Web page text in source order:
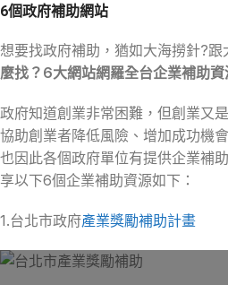
6個政府補助網站
想要找政府補助，猶如大海撈針?跟
麼找？6大網站網羅全台企業補助資
政府知道創業非常困難，但創業又
協助創業者降低風險、增加成功機
也因此各個政府單位有提供企業補
享以下6個企業補助資源如下：
1.台北市政府產業獎勵補助計畫